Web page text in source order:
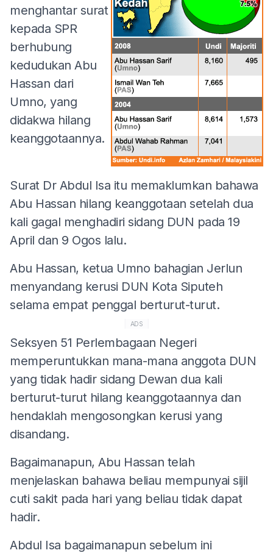
menghantar surat
kepada SPR
berhubung
kedudukan Abu
Hassan dari
Umno, yang
didakwa hilang
keanggotaannya.
Surat Dr Abdul Isa itu memaklumkan bahawa
Abu Hassan hilang keanggotaan setelah dua
kali gagal menghadiri sidang DUN pada 19
April dan 9 Ogos lalu.
Abu Hassan, ketua Umno bahagian Jerlun
menyandang kerusi DUN Kota Siputeh
selama empat penggal berturut-turut.
ADS
Seksyen 51 Perlembagaan Negeri
memperuntukkan mana-mana anggota DUN
yang tidak hadir sidang Dewan dua kali
berturut-turut hilang keanggotaannya dan
hendaklah mengosongkan kerusi yang
disandang.
Bagaimanapun, Abu Hassan telah
menjelaskan bahawa beliau mempunyai sijil
cuti sakit pada hari yang beliau tidak dapat
hadir.
Abdul Isa bagaimanapun sebelum ini